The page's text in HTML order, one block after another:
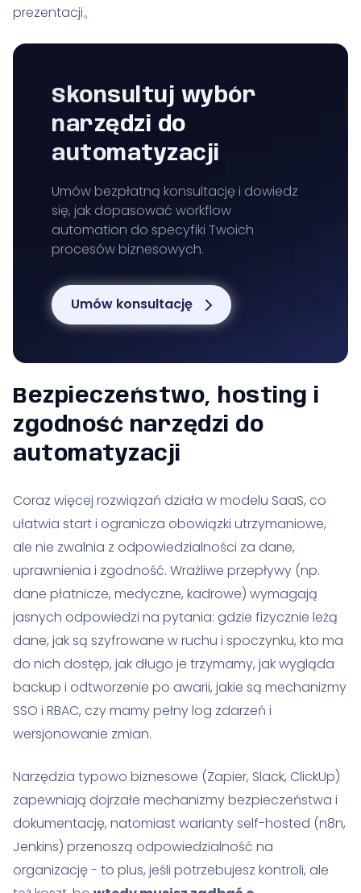
prezentacji。
Skonsultuj wybór
narzędzi do
automatyzacji
Umów bezpłatną konsultację i dowiedz
się, jak dopasować workflow
automation do specyfiki Twoich
procesów biznesowych.
Umów konsultację
Bezpieczeństwo, hosting i
zgodność narzędzi do
automatyzacji
Coraz więcej rozwiązań działa w modelu SaaS, co
ułatwia start i ogranicza obowiązki utrzymaniowe,
ale nie zwalnia z odpowiedzialności za dane,
uprawnienia i zgodność. Wrażliwe przepływy (np.
dane płatnicze, medyczne, kadrowe) wymagają
jasnych odpowiedzi na pytania: gdzie fizycznie leżą
dane, jak są szyfrowane w ruchu i spoczynku, kto ma
do nich dostęp, jak długo je trzymamy, jak wygląda
backup i odtworzenie po awarii, jakie są mechanizmy
SSO i RBAC, czy mamy pełny log zdarzeń i
wersjonowanie zmian.
Narzędzia typowo biznesowe (Zapier, Slack, ClickUp)
zapewniają dojrzałe mechanizmy bezpieczeństwa i
dokumentację, natomiast warianty self-hosted (n8n,
Jenkins) przenoszą odpowiedzialność na
organizację - to plus, jeśli potrzebujesz kontroli, ale